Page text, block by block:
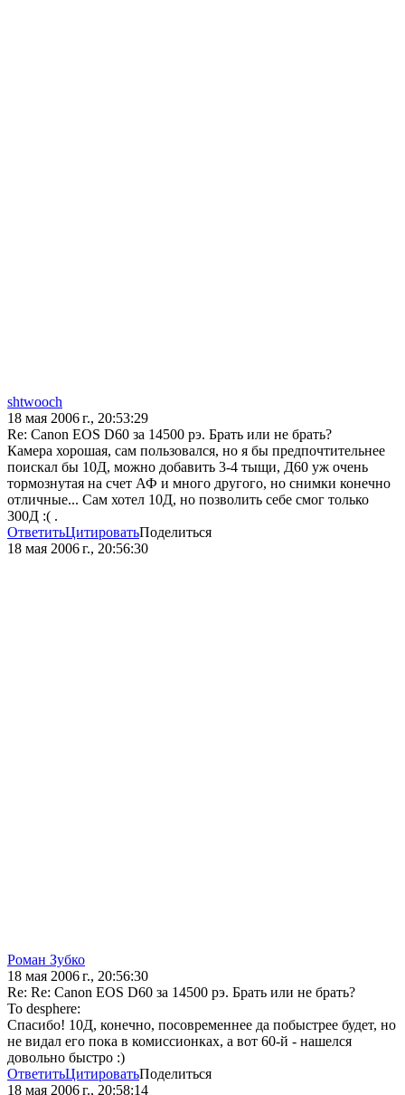
shtwooch
18 мая 2006 г., 20:53:29
Re: Canon EOS D60 за 14500 рэ. Брать или не брать?
Камера хорошая, сам пользовался, но я бы предпочтительнее
поискал бы 10Д, можно добавить 3-4 тыщи, Д60 уж очень
тормознутая на счет АФ и много другого, но снимки конечно
отличные... Сам хотел 10Д, но позволить себе смог только
300Д :( .
ОтветитьЦитироватьПоделиться
18 мая 2006 г., 20:56:30
Роман Зубко
18 мая 2006 г., 20:56:30
Re: Re: Canon EOS D60 за 14500 рэ. Брать или не брать?
To desphere:
Спасибо! 10Д, конечно, посовременнее да побыстрее будет, но
не видал его пока в комиссионках, а вот 60-й - нашелся
довольно быстро :)
ОтветитьЦитироватьПоделиться
18 мая 2006 г., 20:58:14